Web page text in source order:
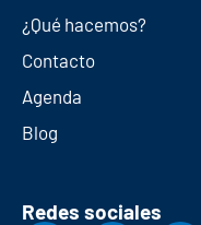
¿Qué hacemos?
Contacto
Agenda
Blog
Redes sociales